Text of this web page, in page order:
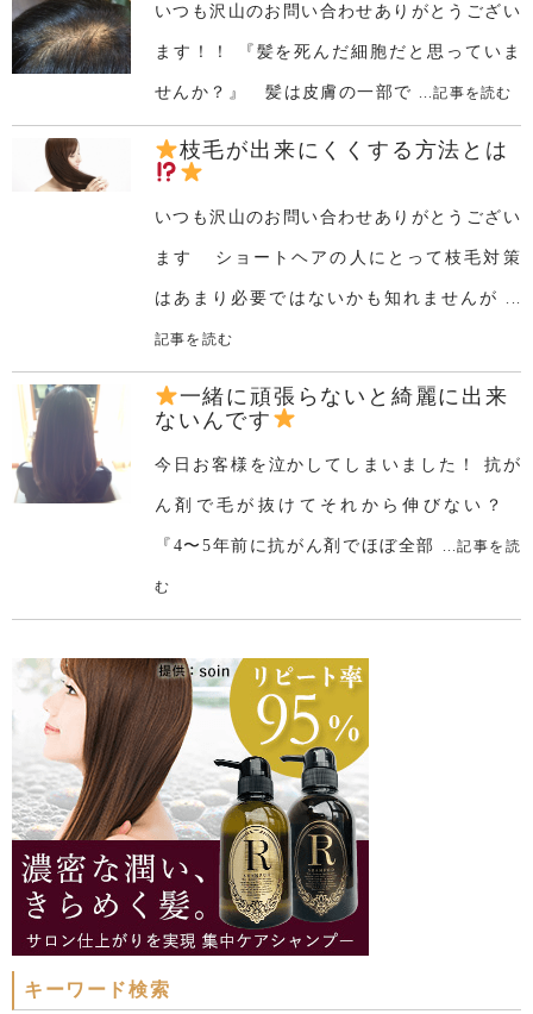
いつも沢山のお問い合わせありがとうござい
ます！！ 『髪を死んだ細胞だと思っていま
せんか？』 髪は皮膚の一部で ...記事を読む
枝毛が出来にくくする方法とは
いつも沢山のお問い合わせありがとうござい
ます ショートヘアの人にとって枝毛対策
はあまり必要ではないかも知れませんが ...
記事を読む
一緒に頑張らないと綺麗に出来
ないんです
今日お客様を泣かしてしまいました！ 抗が
ん剤で毛が抜けてそれから伸びない？
『4〜5年前に抗がん剤でほぼ全部 ...記事を読
む
キーワード検索